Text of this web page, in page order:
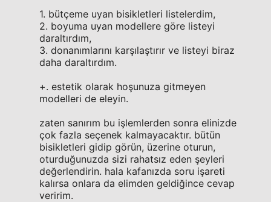
1. bütçeme uyan bisikletleri listelerdim,
2. boyuma uyan modellere göre listeyi
daraltırdım,
3. donanımlarını karşılaştırır ve listeyi biraz
daha daraltırdım.
+. estetik olarak hoşunuza gitmeyen
modelleri de eleyin.
zaten sanırım bu işlemlerden sonra elinizde
çok fazla seçenek kalmayacaktır. bütün
bisikletleri gidip görün, üzerine oturun,
oturduğunuzda sizi rahatsız eden şeyleri
değerlendirin. hala kafanızda soru işareti
kalırsa onlara da elimden geldiğince cevap
veririm.